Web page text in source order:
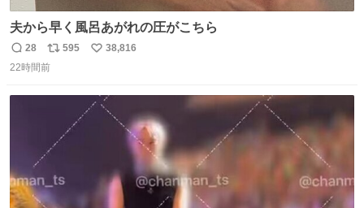
夫から早く風呂あがれの圧がこちら
返
信
28
リ
ポ
595
い
数
38,816
22時間前